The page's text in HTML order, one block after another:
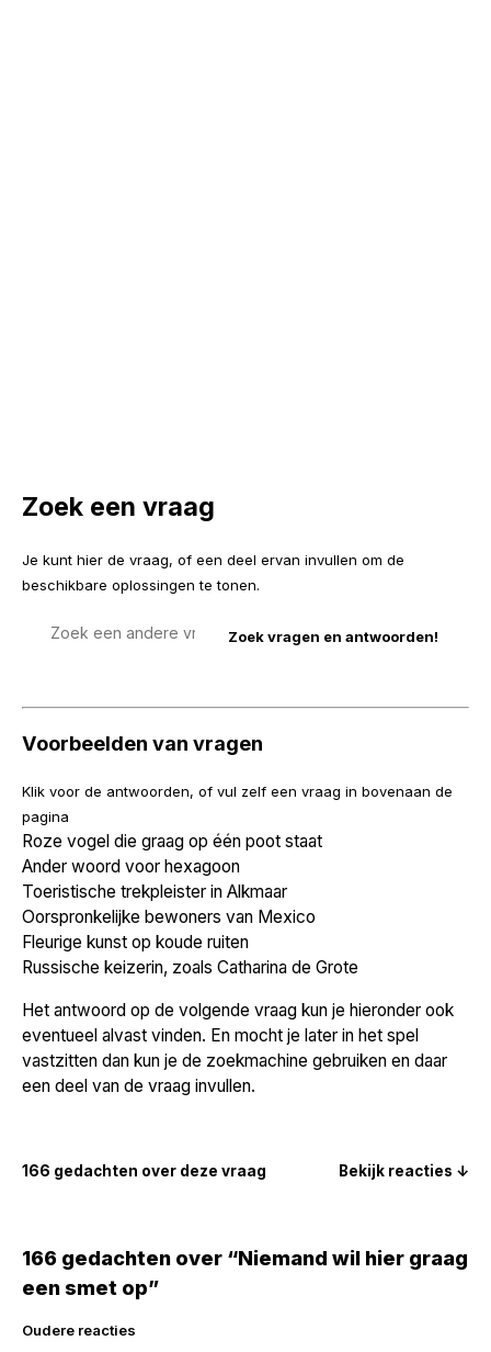
Zoek een vraag
Je kunt hier de vraag, of een deel ervan invullen om de
beschikbare oplossingen te tonen.
Voorbeelden van vragen
Klik voor de antwoorden, of vul zelf een vraag in bovenaan de
pagina
Roze vogel die graag op één poot staat
Ander woord voor hexagoon
Toeristische trekpleister in Alkmaar
Oorspronkelijke bewoners van Mexico
Fleurige kunst op koude ruiten
Russische keizerin, zoals Catharina de Grote
Het antwoord op de volgende vraag kun je hieronder ook
eventueel alvast vinden. En mocht je later in het spel
vastzitten dan kun je de zoekmachine gebruiken en daar
een deel van de vraag invullen.
166 gedachten over deze vraag Bekijk reacties ↓
166 gedachten over “Niemand wil hier graag
een smet op”
Reacties
Oudere reacties